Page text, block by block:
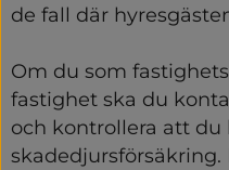
de fall där
Om du som
fastighet ska du
och kontrollera att du